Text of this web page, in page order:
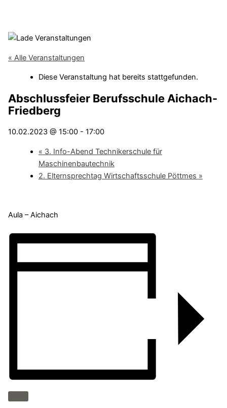
« Alle Veranstaltungen
Diese Veranstaltung hat bereits stattgefunden.
Abschlussfeier Berufsschule Aichach-
Friedberg
10.02.2023 @ 15:00- 17:00
« 3. Info-Abend Technikerschule für
Maschinenbautechnik
2. Elternsprechtag Wirtschaftsschule Pöttmes »
Aula – Aichach